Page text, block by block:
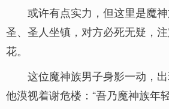
或许有点实力，但这里是魔
圣、圣人坐镇，对方必死无疑，
花。
这位魔神族男子身影一动，
他漠视着谢危楼：“吾乃魔神族年